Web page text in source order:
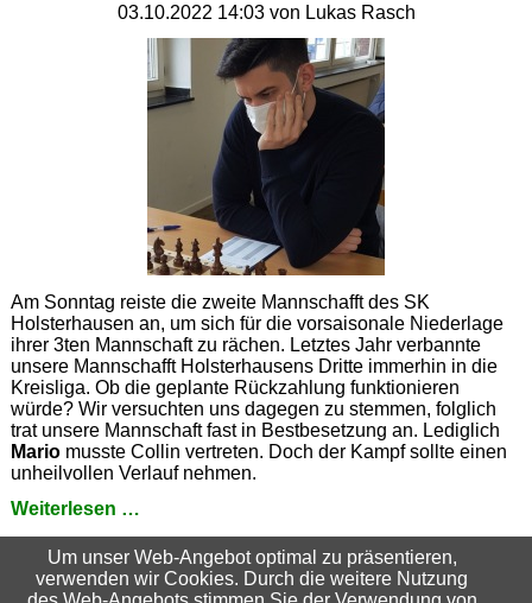
03.10.2022 14:03von Lukas Rasch
Am Sonntag reiste die zweite Mannschafft des SK
Holsterhausen an, um sich für die vorsaisonale Niederlage
ihrer 3ten Mannschaft zu rächen. Letztes Jahr verbannte
unsere Mannschafft Holsterhausens Dritte immerhin in die
Kreisliga. Ob die geplante Rückzahlung funktionieren
würde? Wir versuchten uns dagegen zu stemmen, folglich
trat unsere Mannschaft fast in Bestbesetzung an. Lediglich
Mariomusste Collin vertreten. Doch der Kampf sollte einen
unheilvollen Verlauf nehmen.
Weiterlesen …
Suchbegriffe
Um unser Web-Angebot optimal zu präsentieren,
verwenden wir Cookies. Durch die weitere Nutzung